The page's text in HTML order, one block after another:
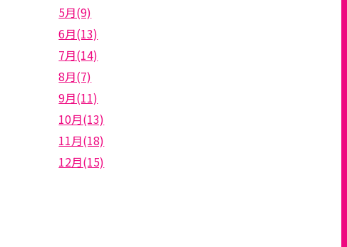
5月(9)
6月(13)
7月(14)
8月(7)
9月(11)
10月(13)
11月(18)
12月(15)